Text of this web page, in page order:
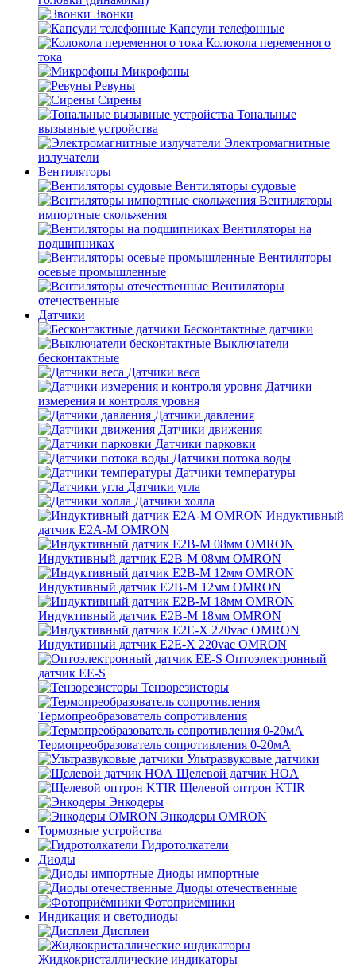
Звонки
Капсули телефонные
Колокола переменного
тока
Микрофоны
Ревуны
Сирены
Тональные
вызывные устройства
Электромагнитные
излучатели
Вентиляторы
Вентиляторы судовые
Вентиляторы
импортные скольжения
Вентиляторы на
подшипниках
Вентиляторы
осевые промышленные
Вентиляторы
отечественные
Датчики
Бесконтактные датчики
Выключатели
бесконтактные
Датчики веса
Датчики
измерения и контроля уровня
Датчики давления
Датчики движения
Датчики парковки
Датчики потока воды
Датчики температуры
Датчики угла
Датчики холла
Индуктивный
датчик E2A-M OMRON
Индуктивный датчик E2B-M 08мм OMRON
Индуктивный датчик E2B-M 12мм OMRON
Индуктивный датчик E2B-M 18мм OMRON
Индуктивный датчик E2E-X 220vac OMRON
Оптоэлектронный
датчик EE-S
Тензорезисторы
Термопреобразователь сопротивления
Термопреобразователь сопротивления 0-20мА
Ультразвуковые датчики
Щелевой датчик HOA
Щелевой оптрон KTIR
Энкодеры
Энкодеры OMRON
Тормозные устройства
Гидротолкатели
Диоды
Диоды импортные
Диоды отечественные
Фотоприёмники
Индикация и светодиоды
Дисплеи
Жидкокристаллические индикаторы